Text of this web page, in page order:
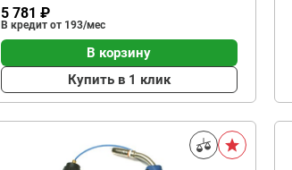
5 781 ₽
В кредит от 193/мес
В корзину
Купить в 1 клик